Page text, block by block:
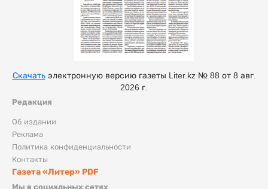
Редакция
Об издании
Реклама
Политика конфиденциальности
Контакты
Газета «Литер» PDF
Мы в социальных сетях
Скачатьэлектронную версию газеты Liter.kz № 88 от 8 авг.
2026 г.